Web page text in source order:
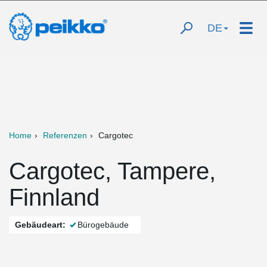
DE
Home Referenzen Cargotec
Cargotec, Tampere,
Finnland
Gebäudeart: Bürogebäude